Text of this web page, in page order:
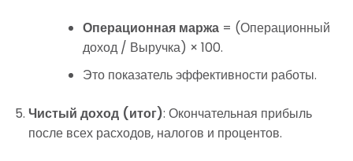
Операционная маржа= (Операционный
доход / Выручка) × 100.
Это показатель эффективности работы.
Чистый доход (итог): Окончательная прибыль
после всех расходов, налогов и процентов.